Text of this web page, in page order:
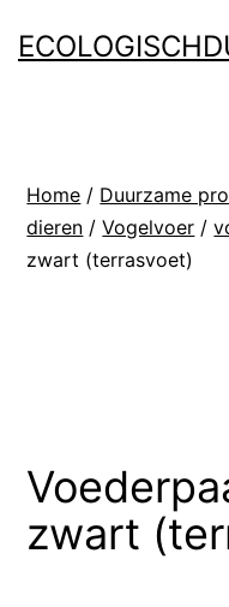
naar
Home / Duurzame
dieren /Vogelvoer /
zwart (terrasvoet)
zwart